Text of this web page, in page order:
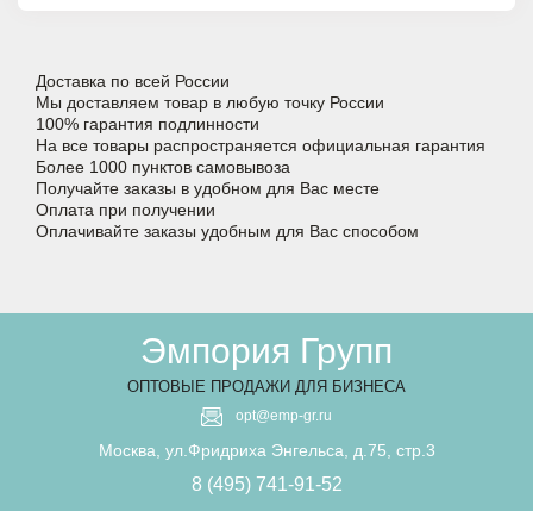
Доставка по всей России
Мы доставляем товар в любую точку России
100% гарантия подлинности
На все товары распространяется официальная гарантия
Более 1000 пунктов самовывоза
Получайте заказы в удобном для Вас месте
Оплата при получении
Оплачивайте заказы удобным для Вас способом
Эмпория Групп
ОПТОВЫЕ ПРОДАЖИ ДЛЯ БИЗНЕСА
opt@emp-gr.ru
Москва, ул.Фридриха Энгельса, д.75, стр.3
8 (495) 741-91-52